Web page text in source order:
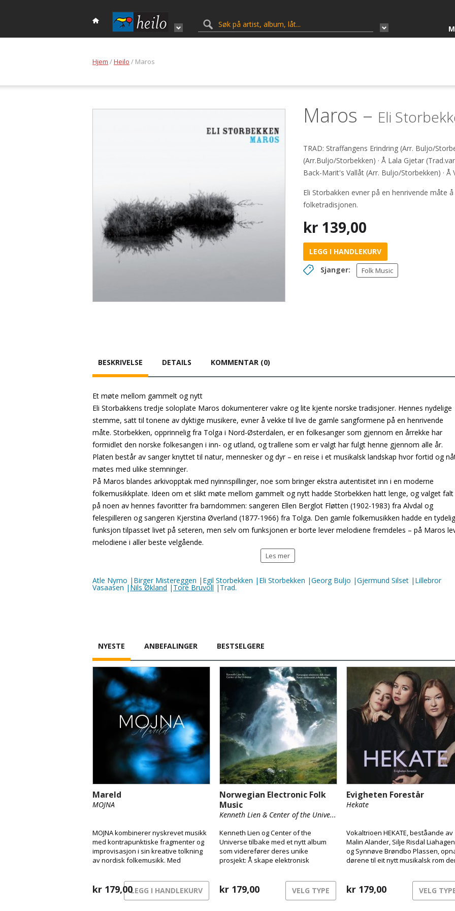
Hjem /Heilo / Maros
Maros – Eli
TRAD: Straffangens Erindring (Arr. Buljo/
(Arr.Buljo/Storbekken) · Å Lala Gjetar
Back-Marit's Vallåt (Arr. Buljo/Storbekken) ·
Eli Storbakken evner på en henrivende måte
folketradisjonen.
kr 139,00
LEGG I HANDLEKURV
Sjanger:
Folk Music
BESKRIVELSE DETAILS KOMMENTAR (0)
Et møte mellom gammelt og nytt
Eli Storbakkens tredje soloplate Maros dokumenterer vakre og lite kjente norske tradisjoner. Hennes nydelige
stemme, satt til tonene av dyktige musikere, evner å vekke til live de gamle sangformene på en henrivende
måte. Storbekken, opprinnelig fra Tolga i Nord-Østerdalen, er en folkesanger som gjennom en årrekke har
formidlet den norske folkesangen i inn- og utland, og trallene som er valgt har fulgt henne gjennom alle år.
Platen består av sanger knyttet til natur, mennesker og dyr – en reise i et musikalsk landskap hvor fortid og
møtes med ulike stemninger.
På Maros blandes arkivopptak med nyinnspillinger, noe som bringer ekstra autentisitet inn i en moderne
folkemusikkplate. Ideen om et slikt møte mellom gammelt og nytt hadde Storbekken hatt lenge, og valget falt
på noen av hennes favoritter fra barndommen: sangeren Ellen Berglot Fløtten (1902-1983) fra Alvdal og
felespilleren og sangeren Kjerstina Øverland (1877-1966) fra Tolga. Den gamle folkemusikken hadde en tydelig
funksjon tilpasset livet på seteren, men selv om funksjonen er borte lever melodiene fremdeles – på Maros
melodiene i aller beste velgående.
Les mer
Atle Nymo |Birger Mistereggen |Egil Storbekken |Eli Storbekken |Georg Buljo |Gjermund Silset |Lillebror
Vasaasen | Nils Økland | Tore Bruvoll |Trad.
NYESTE ANBEFALINGER BESTSELGERE
Mareld
MOJNA
MOJNA kombinerer nyskrevet musikk
med kontrapunktiske fragmenter og
improvisasjon i sin kreative tolkning
av nordisk folkemusikk. Med
særegent lydlandskap som har blitt
deres signatur.
kr 179,00LEGG I HANDLEKURV
Norwegian Electronic Folk
Music
Kenneth Lien & Center of the Unive...
Kenneth Lien og Center of the
Universe tilbake med et nytt album
som viderefører deres unike
prosjekt: Å skape elektronisk
kr 179,00 VELG TYPE
Evigheten Forestår
Hekate
Vokaltrioen HEKATE, beståande av
Malin Alander, Silje Risdal Liahagen
og Synnøve Brøndbo Plassen,
dørene til eit nytt musikalsk rom
kr 179,00 VELG